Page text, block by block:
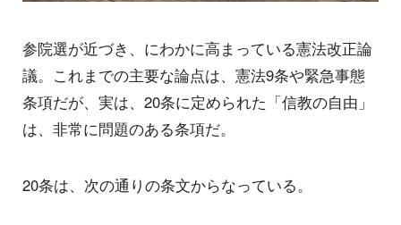
参院選が近づき、にわかに高まっている憲法改正論
議。これまでの主要な論点は、憲法9条や緊急事態
条項だが、実は、20条に定められた「信教の自由」
は、非常に問題のある条項だ。
20条は、次の通りの条文からなっている。